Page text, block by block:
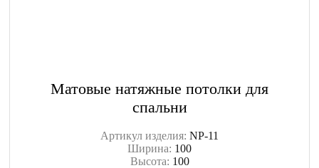
Матовые натяжные потолки для
спальни
Артикул изделия: NP-11
Ширина: 100
Высота: 100